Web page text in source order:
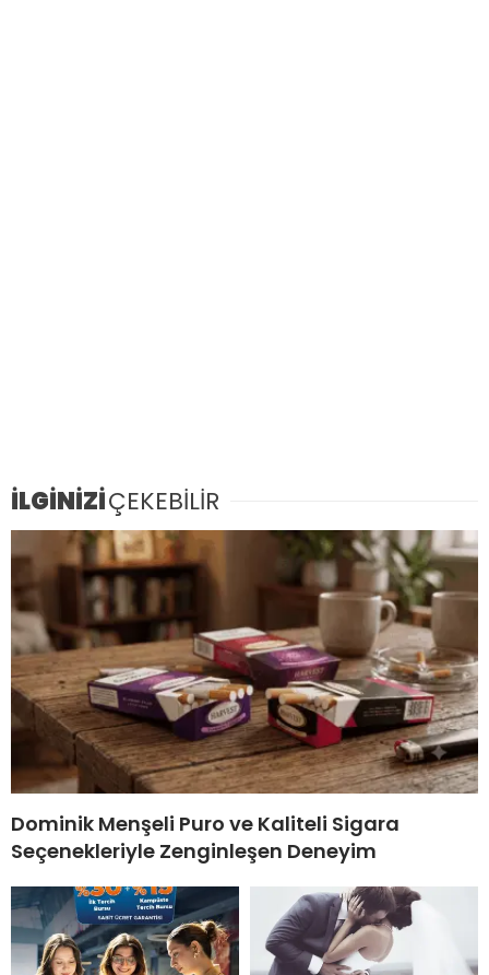
İLGİNİZİÇEKEBİLİR
Dominik Menşeli Puro ve Kaliteli Sigara
Seçenekleriyle Zenginleşen Deneyim